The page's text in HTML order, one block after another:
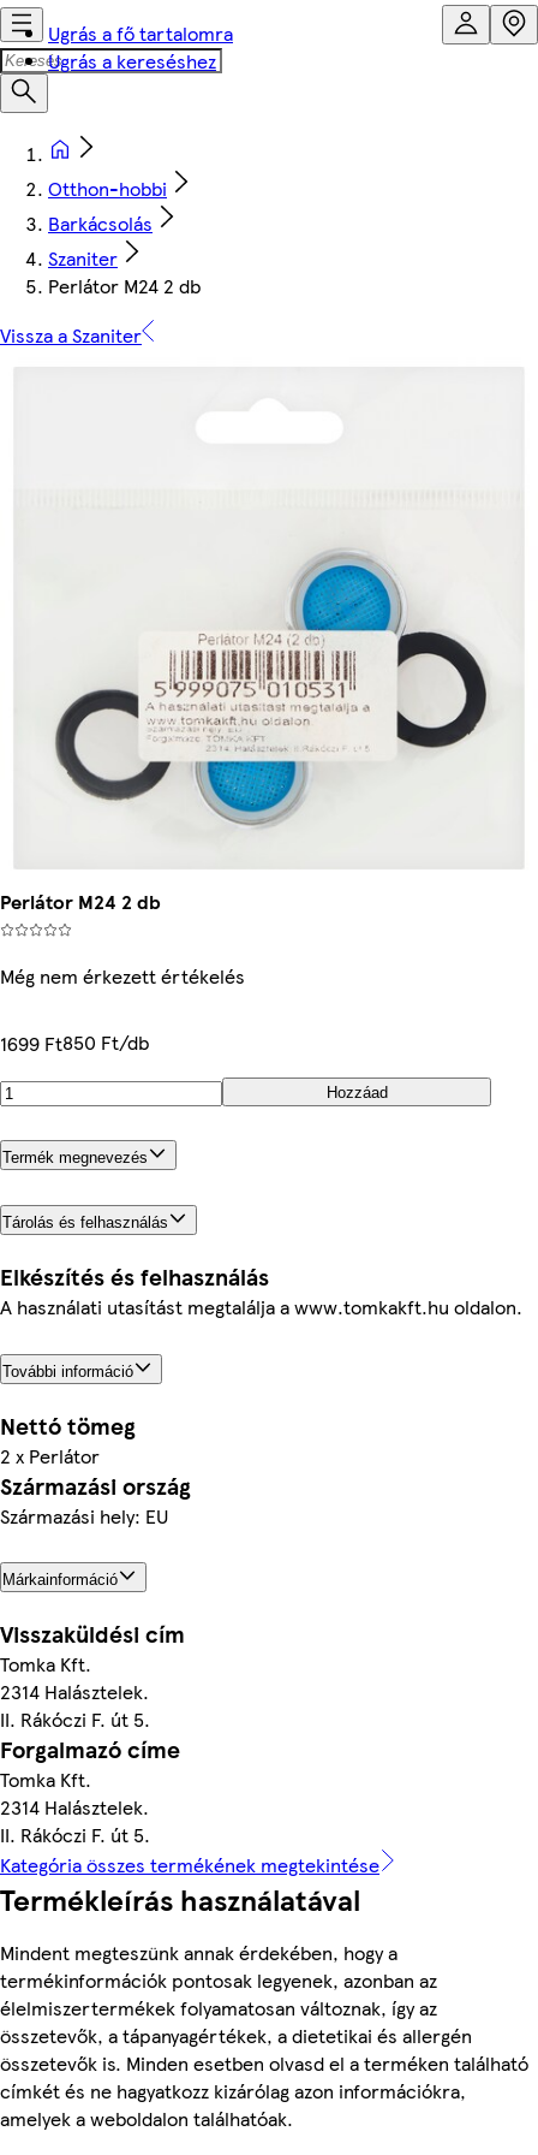
Ugrás a fő tartalomra
Ugrás a kereséshez
Otthon-hobbi
Barkácsolás
Szaniter
Perlátor M24 2 db
Vissza a Szaniter
Perlátor M24 2 db
Még nem érkezett értékelés
1699 Ft850 Ft/db
Hozzáad
Termék megnevezés
Tárolás és felhasználás
Elkészítés és felhasználás
A használati utasítást megtalálja a www.tomkakft.hu oldalon.
További információ
Nettó tömeg
2 x Perlátor
Származási ország
Származási hely: EU
Márkainformáció
Visszaküldési cím
Tomka Kft.
2314 Halásztelek.
II. Rákóczi F. út 5.
Forgalmazó címe
Tomka Kft.
2314 Halásztelek.
II. Rákóczi F. út 5.
Kategória összes termékének megtekintése
Termékleírás használatával
Mindent megteszünk annak érdekében, hogy a
termékinformációk pontosak legyenek, azonban az
élelmiszertermékek folyamatosan változnak, így az
összetevők, a tápanyagértékek, a dietetikai és allergén
összetevők is. Minden esetben olvasd el a terméken található
címkét és ne hagyatkozz kizárólag azon információkra,
amelyek a weboldalon találhatóak.